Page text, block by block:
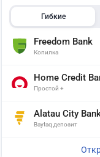
Гибкие
Freedom Bank
Копилка
Home Credit
Простой +
Alatau City
Baytaq депозит